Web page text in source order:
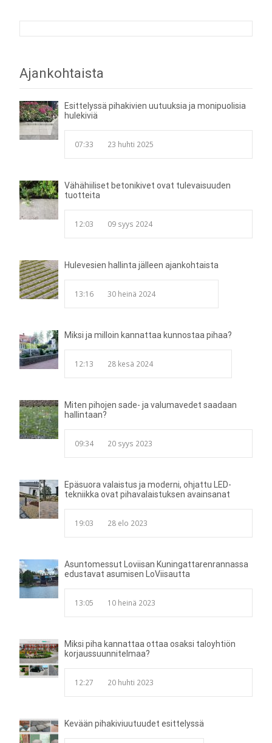
Post
navigation
Ajankohtaista
Esittelyssä pihakivien uutuuksia ja monipuolisia
hulekiviä
07:33 23 huhti 2025
Vähähiiliset betonikivet ovat tulevaisuuden
tuotteita
12:03 09 syys 2024
Hulevesien hallinta jälleen ajankohtaista
13:16 30 heinä 2024
Miksi ja milloin kannattaa kunnostaa pihaa?
12:13 28 kesä 2024
Miten pihojen sade- ja valumavedet saadaan
hallintaan?
09:34 20 syys 2023
Epäsuora valaistus ja moderni, ohjattu LED-
tekniikka ovat pihavalaistuksen avainsanat
19:03 28 elo 2023
Asuntomessut Loviisan Kuningattarenrannassa
edustavat asumisen LoViisautta
13:05 10 heinä 2023
Miksi piha kannattaa ottaa osaksi taloyhtiön
korjaussuunnitelmaa?
12:27 20 huhti 2023
Kevään pihakiviuutuudet esittelyssä